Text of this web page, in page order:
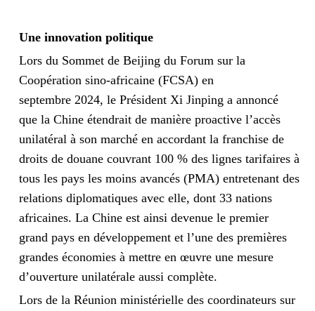
Une innovation politique
Lors du Sommet de Beijing du Forum sur la
Coopération sino-africaine (FCSA) en
septembre 2024, le Président Xi Jinping a annoncé
que la Chine étendrait de manière proactive l’accès
unilatéral à son marché en accordant la franchise de
droits de douane couvrant 100 % des lignes tarifaires à
tous les pays les moins avancés (PMA) entretenant des
relations diplomatiques avec elle, dont 33 nations
africaines. La Chine est ainsi devenue le premier
grand pays en développement et l’une des premières
grandes économies à mettre en œuvre une mesure
d’ouverture unilatérale aussi complète.
Lors de la Réunion ministérielle des coordinateurs sur